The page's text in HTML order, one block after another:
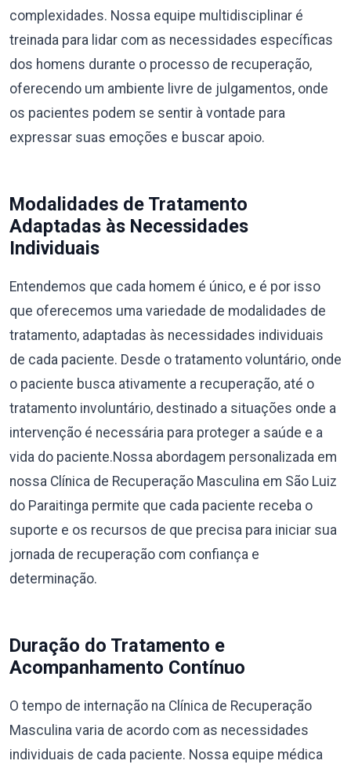
complexidades. Nossa equipe multidisciplinar é
treinada para lidar com as necessidades específicas
dos homens durante o processo de recuperação,
oferecendo um ambiente livre de julgamentos, onde
os pacientes podem se sentir à vontade para
expressar suas emoções e buscar apoio.
Modalidades de Tratamento
Adaptadas às Necessidades
Individuais
Entendemos que cada homem é único, e é por isso
que oferecemos uma variedade de modalidades de
tratamento, adaptadas às necessidades individuais
de cada paciente. Desde o tratamento voluntário, onde
o paciente busca ativamente a recuperação, até o
tratamento involuntário, destinado a situações onde a
intervenção é necessária para proteger a saúde e a
vida do paciente.Nossa abordagem personalizada em
nossa Clínica de Recuperação Masculina em São Luiz
do Paraitinga permite que cada paciente receba o
suporte e os recursos de que precisa para iniciar sua
jornada de recuperação com confiança e
determinação.
Duração do Tratamento e
Acompanhamento Contínuo
O tempo de internação na Clínica de Recuperação
Masculina varia de acordo com as necessidades
individuais de cada paciente. Nossa equipe médica